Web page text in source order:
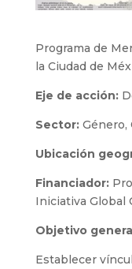
Programa de
la Ciudad de
Eje de acción:
Sector: Género,
Ubicación
Financiador:
Iniciativa Global
Objetivo
Establecer